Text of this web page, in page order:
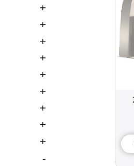
+
+
+
+
+
+
+
+
+
-